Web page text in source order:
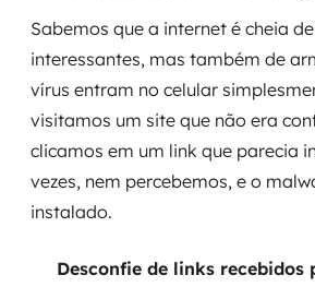
Sabemos que a internet é cheia
interessantes, mas também de
vírus entram no celular
visitamos um site que não era
clicamos em um link que parecia
vezes, nem percebemos, e o
instalado.
Desconfie de links recebidos